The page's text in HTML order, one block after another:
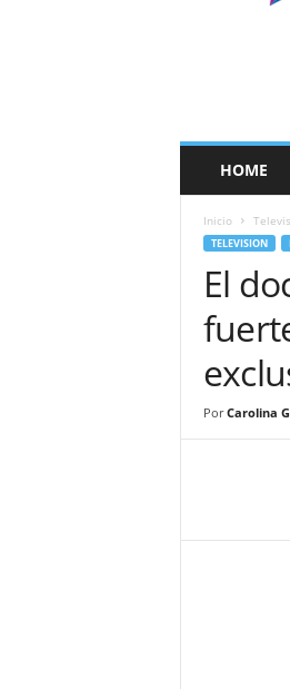
a
HOME
Inicio
TELEVISION
El
Por Carolina